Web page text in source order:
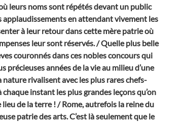
leurs noms sont répétés devant un public
applaudissements en attendant vivement les
à leur retour dans cette mère patrie où
leur sont réservés. / Quelle plus belle
couronnés dans ces nobles concours qui
précieuses années de la vie au milieu d’une
rivalisent avec les plus rares chefs-
instant les plus grandes leçons qu’on
de la terre ! / Rome, autrefois la reine du
patrie des arts. C’est là seulement que le